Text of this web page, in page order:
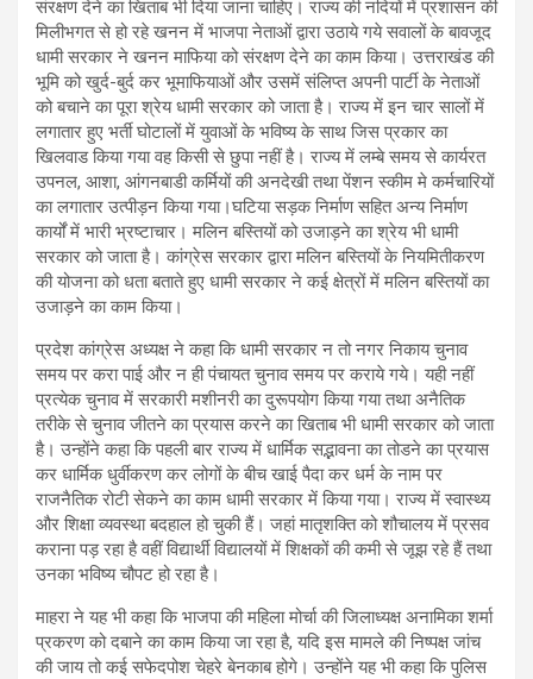
संरक्षण देने का खिताब भी दिया जाना चाहिए। राज्य की नदियों में प्रशासन की
मिलीभगत से हो रहे खनन में भाजपा नेताओं द्वारा उठाये गये सवालों के बावजूद
धामी सरकार ने खनन माफिया को संरक्षण देने का काम किया। उत्तराखंड की
भूमि को खुर्द-बुर्द कर भूमाफियाओं और उसमें संलिप्त अपनी पार्टी के नेताओं
को बचाने का पूरा श्रेय धामी सरकार को जाता है। राज्य में इन चार सालों में
लगातार हुए भर्ती घोटालों में युवाओं के भविष्य के साथ जिस प्रकार का
खिलवाड किया गया वह किसी से छुपा नहीं है। राज्य में लम्बे समय से कार्यरत
उपनल, आशा, आंगनबाडी कर्मियों की अनदेखी तथा पेंशन स्कीम मे कर्मचारियों
का लगातार उत्पीड़न किया गया।घटिया सड़क निर्माण सहित अन्य निर्माण
कार्यों में भारी भ्रष्टाचार। मलिन बस्तियों को उजाड़ने का श्रेय भी धामी
सरकार को जाता है। कांग्रेस सरकार द्वारा मलिन बस्तियों के नियमितीकरण
की योजना को धता बताते हुए धामी सरकार ने कई क्षेत्रों में मलिन बस्तियों का
उजाड़ने का काम किया।
प्रदेश कांग्रेस अध्यक्ष ने कहा कि धामी सरकार न तो नगर निकाय चुनाव
समय पर करा पाई और न ही पंचायत चुनाव समय पर कराये गये। यही नहीं
प्रत्येक चुनाव में सरकारी मशीनरी का दुरूपयोग किया गया तथा अनैतिक
तरीके से चुनाव जीतने का प्रयास करने का खिताब भी धामी सरकार को जाता
है। उन्होंने कहा कि पहली बार राज्य में धार्मिक सद्भावना का तोडने का प्रयास
कर धार्मिक धुर्वीकरण कर लोगों के बीच खाई पैदा कर धर्म के नाम पर
राजनैतिक रोटी सेकने का काम धामी सरकार में किया गया। राज्य में स्वास्थ्य
और शिक्षा व्यवस्था बदहाल हो चुकी हैं। जहां मातृशक्ति को शौचालय में प्रसव
कराना पड़ रहा है वहीं विद्यार्थी विद्यालयों में शिक्षकों की कमी से जूझ रहे हैं तथा
उनका भविष्य चौपट हो रहा है।
माहरा ने यह भी कहा कि भाजपा की महिला मोर्चा की जिलाध्यक्ष अनामिका शर्मा
प्रकरण को दबाने का काम किया जा रहा है, यदि इस मामले की निष्पक्ष जांच
की जाय तो कई सफेदपोश चेहरे बेनकाब होगे। उन्होंने यह भी कहा कि पुलिस